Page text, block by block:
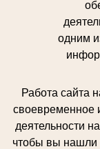
одним
Работа сайта
своевременное
деятельности
чтобы вы нашли